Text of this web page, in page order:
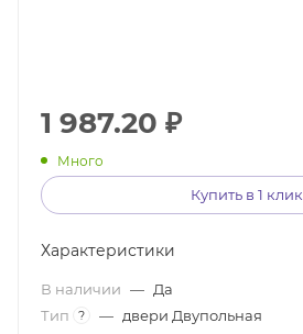
1 987.20 ₽
Много
Купить в 1 клик
Характеристики
В наличии — Да
Тип
? — двери Двупольная